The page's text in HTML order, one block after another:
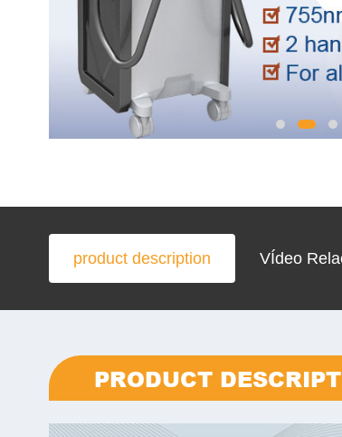
product description VÍdeo
PRODUCT